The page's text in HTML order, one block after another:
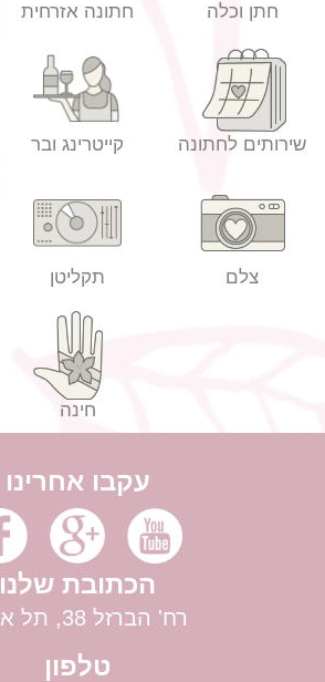
חתן וכלה חתונה אזרחית
שירותים לחתונה קייטרינג ובר
צלם תקליטן
חינה
עקבו אחרינו
הכתובת שלנו
רח' הברזל 38, תל אביב
טלפון